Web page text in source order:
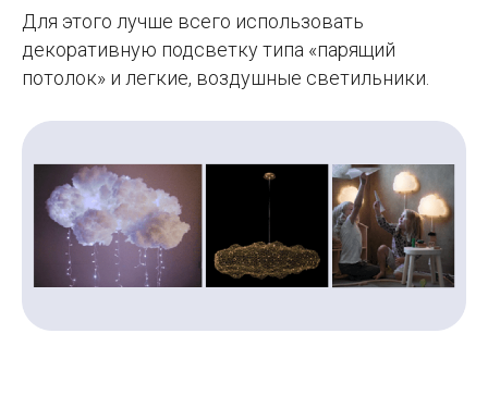
Для этого лучше всего использовать
декоративную подсветку типа «парящий
потолок» и легкие, воздушные светильники.